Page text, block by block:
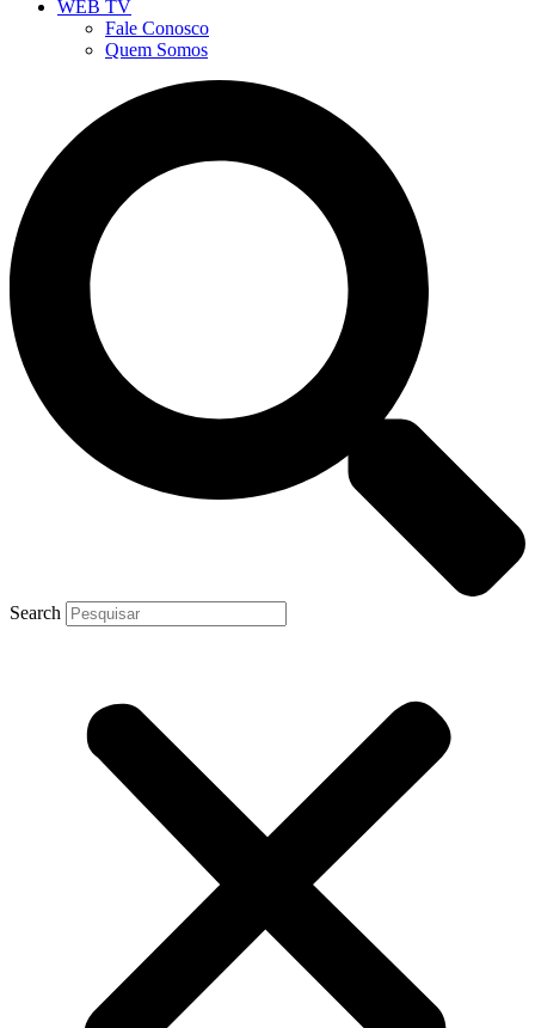
WEB TV
Fale Conosco
Quem Somos
Search